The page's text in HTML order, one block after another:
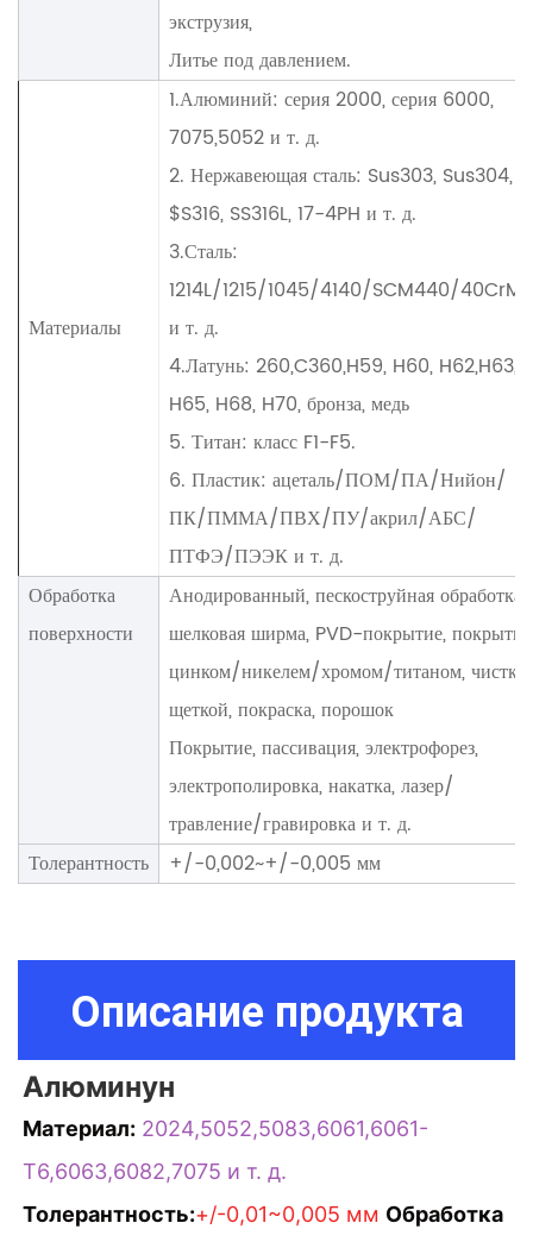
экструзия,
Литье под давлением.
Материалы
1.Алюминий: серия 2000, серия 6000,
7075,5052 и т. д.
2. Нержавеющая сталь: Sus303, Sus304,
$S316, SS316L, 17-4PH и т. д.
3.Сталь:
1214L/1215/1045/4140/SCM440/40CrMo
и т. д.
4.Латунь: 260,C360,H59, H60, H62,H63,
H65, H68, H70, бронза, медь
5. Титан: класс F1-F5.
6. Пластик: ацеталь/ПОМ/ПА/Нийон/
ПК/ПММА/ПВХ/ПУ/акрил/АБС/
ПТФЭ/ПЭЭК и т. д.
Обработка
поверхности
Анодированный, пескоструйная обработка,
шелковая ширма, PVD-покрытие, покрытие
цинком/никелем/хромом/титаном, чистка
щеткой, покраска, порошок
Покрытие, пассивация, электрофорез,
электрополировка, накатка, лазер/
травление/гравировка и т. д.
Толерантность
+/-0,002~+/-0,005 мм
Описание продукта
Алюминун
Материал: 2024,5052,5083,6061,6061-
T6,6063,6082,7075 и т. д.
Толерантность:+/-0,01~0,005 мм Обработка